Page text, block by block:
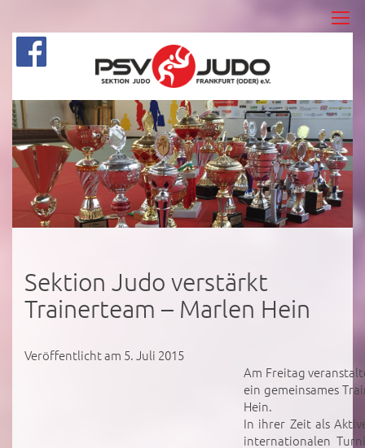
Sektion Judo verstärkt
Trainerteam – Marlen Hein
Veröffentlicht am 5. Juli 2015
Am Freitag
ein gemeinsames
Hein.
In ihrer Zeit als
internationalen